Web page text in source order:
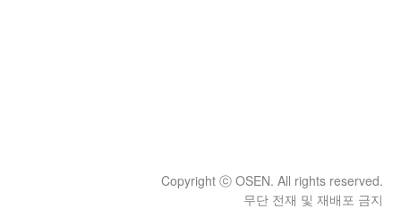
Copyright ⓒ OSEN. All rights reserved.
무단 전재 및 재배포 금지